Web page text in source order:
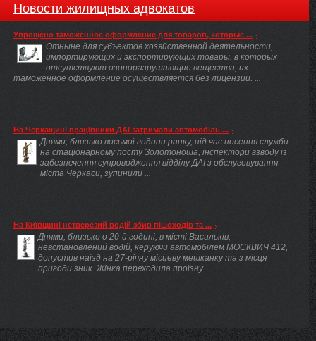
Новости жилищных адвокатов
Упрощено таможенное оформление для товаров, которые ...
Отныне для субъектов хозяйственной деятельности,
импортирующих и экспортирующих товары, в которых
отсутствуют озоноразрушающие вещества, их
таможенное оформление осуществляется без лицензии. ...
На Черкащині працівники ДАІ затримали автомобіль ...
Днями, близько восьмої години ранку, під час несення служби
на стаціонарному посту Золотоноша, інспектори взводу із
забезпечення супроводження відділу ДАІ з обслуговування
міста Черкаси, зупинили ...
На Київщині нетверезий водій збив пішоходів та ...
Днями, близько о 20-й годині, в місті Васильків,
невстановлений водій, керуючи автомобілем МОСКВИЧ 412,
допустив наїзд на 27-річну місцеву мешканку та з місця
пригоди зник. Жінка переходила проїзну ...